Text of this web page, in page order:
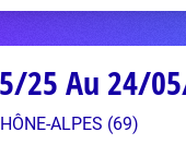
25 Au 24/
ALPES (69)